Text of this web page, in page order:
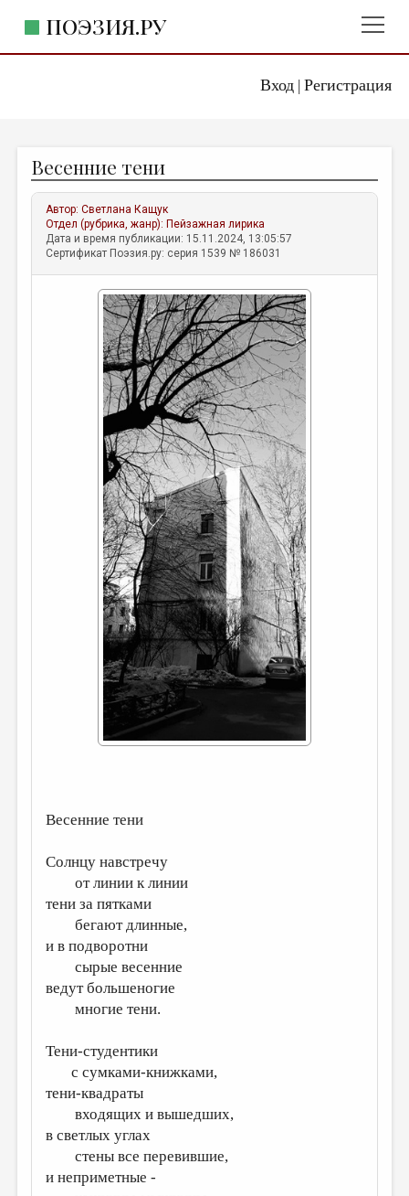
Вход| Регистрация
ПОЭЗИЯ.РУ
ЖАНРЫ
АВТОРЫ
КОММЕНТАРИИ
ЛИТСАЛОН
ПРАВИЛА САЙТА
ОТДЕЛЫ И РУБРИКИ
ПРОИЗВЕДЕНИЯ
ДЕТСКАЯ КОМНАТА
КНИЖНАЯ ПОЛКА
ОБЗОР ЛИТЕРАТУРЫ
СТРАНИЦЫ ПАМЯТИ
ОБЪЯВЛЕНИЯ
КОЛОНКА РЕДАКТОРА
МАЛАЯ ПРОЗА
ЭССЕИСТИКА
ЛИТЕРАТУРОВЕДЕНИЕ
КУЛЬТУРОВЕДЕНИЕ
ПУБЛИЦИСТИКА
РЕЦЕНЗИРОВАНИЕ
ЦИКЛЫ ПУБЛИКАЦИЙ
ТРЕДИАКОВСКИЙ
ВКОНТАКТЕ
Весенние тени
Автор:Светлана Кащук
Отдел (рубрика, жанр): Пейзажная лирика
Дата и время публикации: 15.11.2024, 13:05:57
Сертификат Поэзия.ру: серия 1539 № 186031
Весенние тени
Солнцу навстречу
от линии к линии
тени за пятками
бегают длинные,
и в подворотни
сырые весенние
ведут большеногие
многие тени.
Тени-студентики
с сумками-книжками,
тени-квадраты
входящих и вышедших,
в светлых углах
стены все перевившие,
и неприметные -